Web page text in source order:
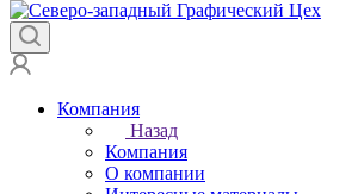
Компания
Назад
Компания
О компании